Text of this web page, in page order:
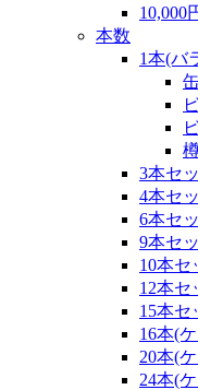
10,000
本数
1本(バ
3本セ
4本セ
6本セ
9本セ
10本セ
12本セ
15本セ
16本(
20本(
24本(